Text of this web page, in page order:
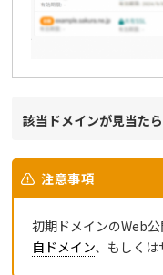
該当ドメインが見当た
注意事項
初期ドメインのWeb
自ドメイン、もしくは